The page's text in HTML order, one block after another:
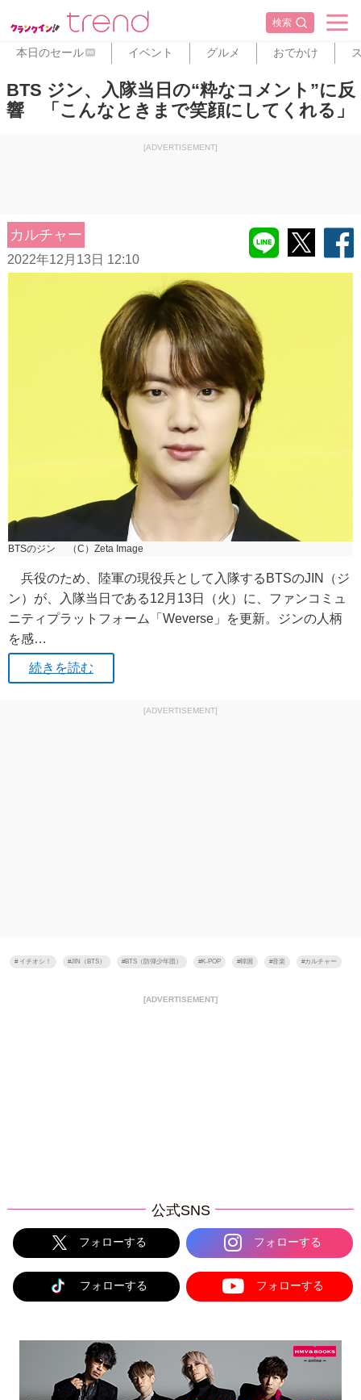
検索
本日のセール PR イベント グルメ おでかけ
BTS ジン、入隊当日の“粋なコメント”に反
響 「こんなときまで笑顔にしてくれる」
[ADVERTISEMENT]
カルチャー
2022年12月13日 12:10
BTSのジン （C）Zeta Image
兵役のため、陸軍の現役兵として入隊するBTSのJIN（ジ
ン）が、入隊当日である12月13日（火）に、ファンコミュ
ニティプラットフォーム「Weverse」を更新。ジンの人柄
を感…
続きを読む
[ADVERTISEMENT]
#イチオシ！ #JIN（BTS） #BTS（防弾少年団） #K-POP #韓国 #音楽 #カルチャー
[ADVERTISEMENT]
公式SNS
フォローする フォローする
フォローする フォローする